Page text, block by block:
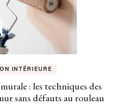
INTÉRIEURE
: les techniques des
sans défauts au rouleau